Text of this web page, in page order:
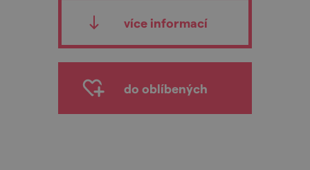
více informací
do oblíbených